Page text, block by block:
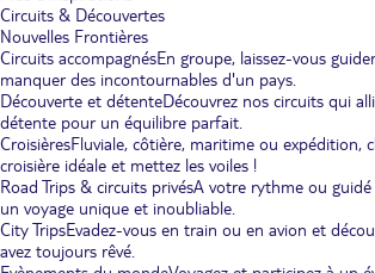
Circuits & Découvertes
Nouvelles Frontières
Circuits accompagnésEn groupe, laissez-vous
manquer des incontournables d'un pays.
Découverte et détenteDécouvrez nos circuits qui
détente pour un équilibre parfait.
CroisièresFluviale, côtière, maritime ou expédition,
croisière idéale et mettez les voiles !
Road Trips & circuits privésA votre rythme ou guidé
un voyage unique et inoubliable.
City TripsEvadez-vous en train ou en avion et
avez toujours rêvé.